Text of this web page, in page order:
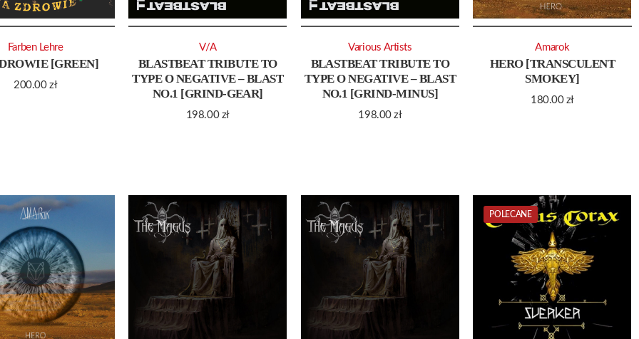
[GREEN]
200.00zł
Farben Lehre
BLASTBEAT TRIBUTE TO
TYPE O NEGATIVE – BLAST
NO.1 [GRIND-GEAR]
198.00 zł
V/A
BLASTBEAT TRIBUTE TO
TYPE O NEGATIVE – BLAST
NO.1 [GRIND-MINUS]
198.00zł
Various Artists
HERO [TRANSCULENT
SMOKEY]
180.00 zł
Amarok
POLECANE